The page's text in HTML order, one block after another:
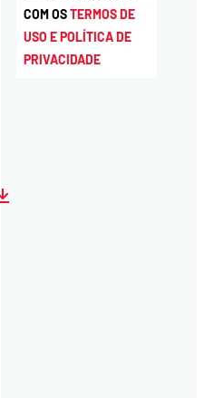
COM OSTERMOS DE
USO E POLÍTICA DE
PRIVACIDADE